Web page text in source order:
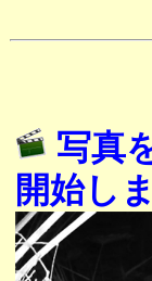
写真
開始し